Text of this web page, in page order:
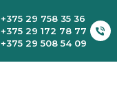
+375 29 758 35 36
+375 29 172 78 77
+375 29 508 54 09